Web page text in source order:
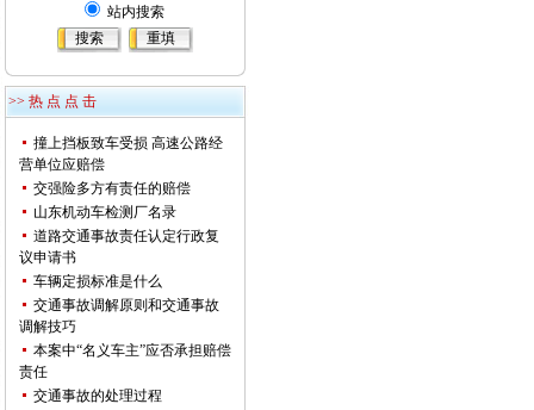
站内搜索
>> 热 点 点 击
撞上挡板致车受损 高速公路经
营单位应赔偿
交强险多方有责任的赔偿
山东机动车检测厂名录
道路交通事故责任认定行政复
议申请书
车辆定损标准是什么
交通事故调解原则和交通事故
调解技巧
本案中“名义车主”应否承担赔偿
责任
交通事故的处理过程